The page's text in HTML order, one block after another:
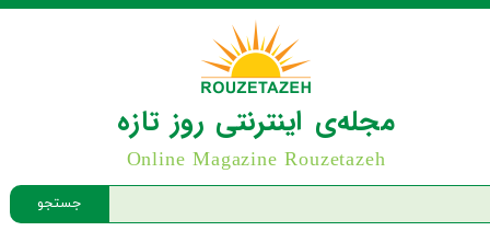
جستجو
مجله‌ی اینترنتی روز تازه
Online Magazine Rouzetazeh